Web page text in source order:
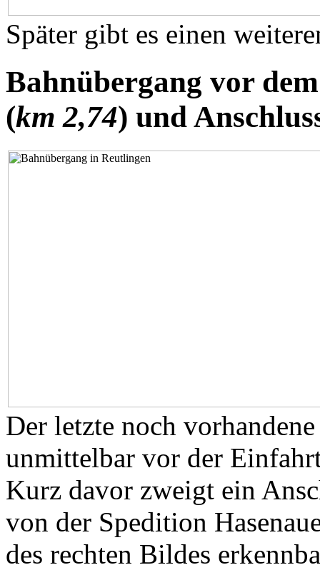
Später gibt es einen
Bahnübergang vor
(km 2,74) und
Der letzte noch
unmittelbar vor der
Kurz davor zweigt ein
von der Spedition
des rechten Bildes